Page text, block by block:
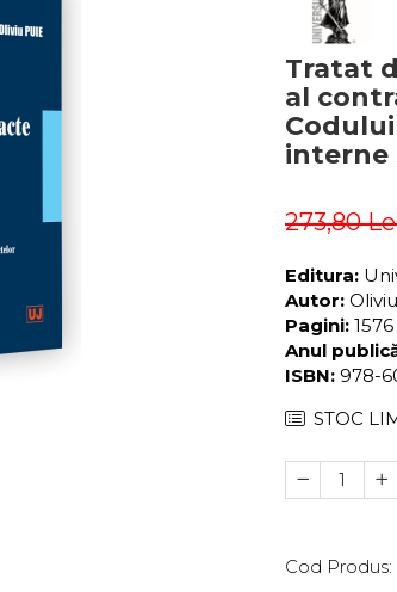
Tratat
al
interne
273,80
Editura:
Autor:
Pagini: 1576
Anul
ISBN: 978-
STOC
Cod Produs: